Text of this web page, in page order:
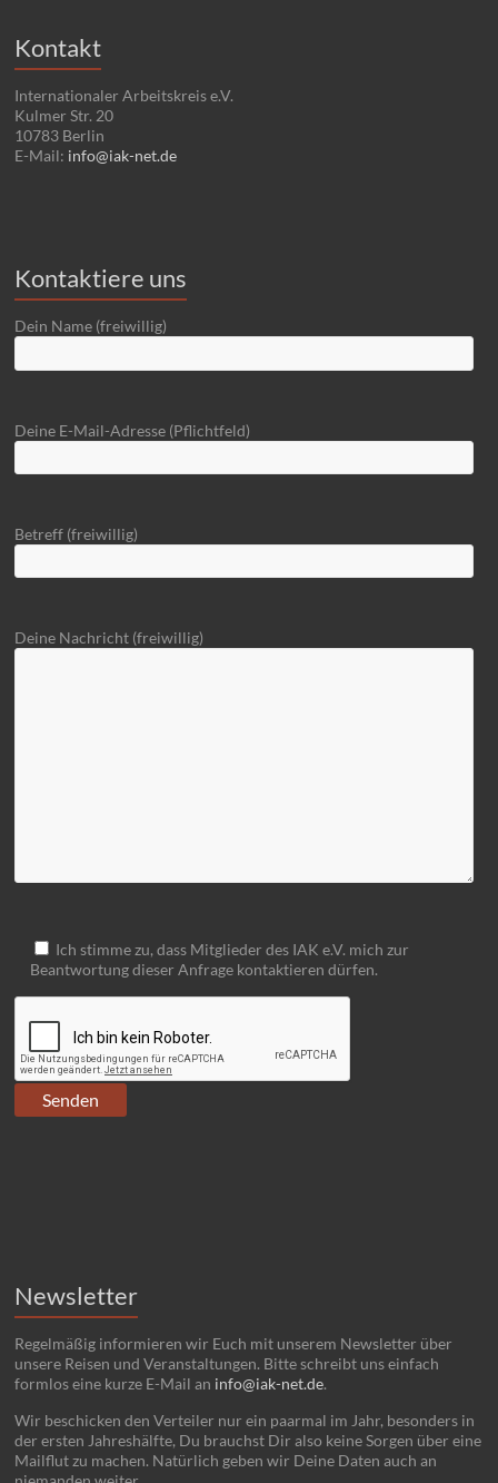
Kontakt
Internationaler Arbeitskreis e.V.
Kulmer Str. 20
10783 Berlin
E-Mail: info@iak-net.de
Kontaktiere uns
Dein Name (freiwillig)
Deine E-Mail-Adresse (Pflichtfeld)
Betreff (freiwillig)
Deine Nachricht (freiwillig)
Ich stimme zu, dass Mitglieder des IAK e.V. mich zur
Beantwortung dieser Anfrage kontaktieren dürfen.
Newsletter
Regelmäßig informieren wir Euch mit unserem Newsletter über
unsere Reisen und Veranstaltungen. Bitte schreibt uns einfach
formlos eine kurze E-Mail an info@iak-net.de.
Wir beschicken den Verteiler nur ein paarmal im Jahr, besonders in
der ersten Jahreshälfte, Du brauchst Dir also keine Sorgen über eine
Mailflut zu machen. Natürlich geben wir Deine Daten auch an